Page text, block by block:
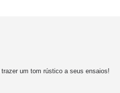
um tom rústico a seus ensaios!